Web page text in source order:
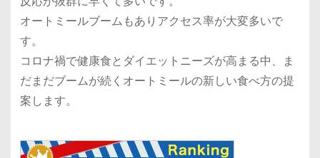
オートミールブームもありアクセス率が大変多いで
す。
コロナ禍で健康食とダイエットニーズが高まる中、ま
だまだブームが続くオートミールの新しい食べ方の提
案します。